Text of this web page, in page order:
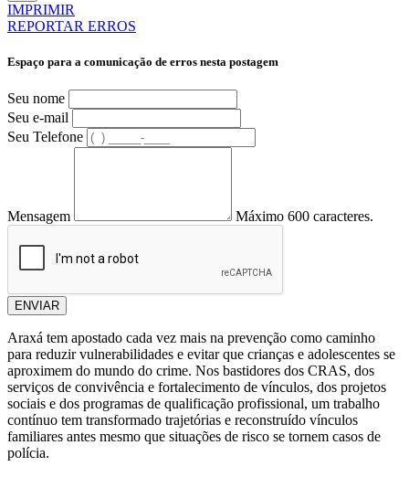
IMPRIMIR
REPORTAR ERROS
Espaço para a comunicação de erros nesta postagem
Seu nome
Seu e-mail
Seu Telefone
Mensagem Máximo 600 caracteres.
ENVIAR
Araxá tem apostado cada vez mais na prevenção como caminho
para reduzir vulnerabilidades e evitar que crianças e adolescentes se
aproximem do mundo do crime. Nos bastidores dos CRAS, dos
serviços de convivência e fortalecimento de vínculos, dos projetos
sociais e dos programas de qualificação profissional, um trabalho
contínuo tem transformado trajetórias e reconstruído vínculos
familiares antes mesmo que situações de risco se tornem casos de
polícia.